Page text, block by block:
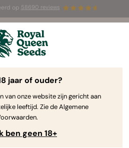
op 58690 reviews
Auto zaadjesGRATIS voor de
RQS Blog
jaar of ouder?
van onze website zijn gericht aan
leeftijd. Zie de Algemene
ben geen 18+